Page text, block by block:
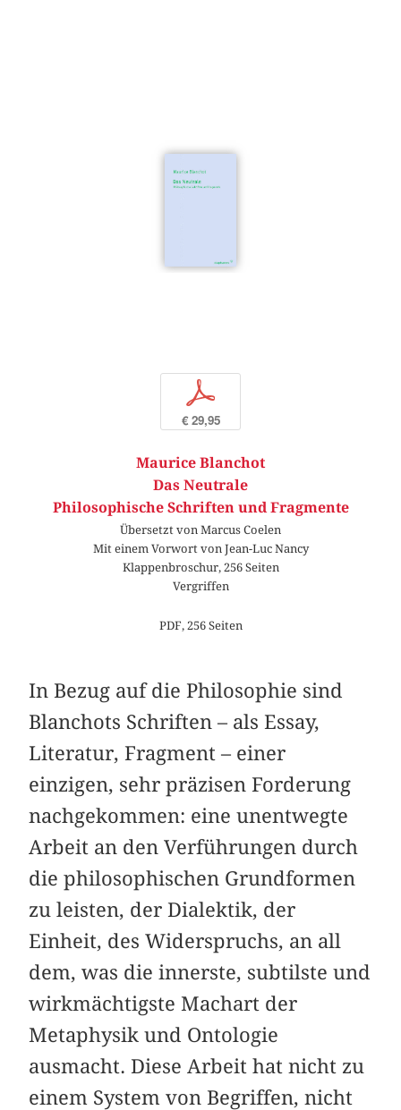
p
€ 29,95
Maurice Blanchot
Das Neutrale
Philosophische Schriften und Fragmente
Übersetzt von Marcus Coelen
Mit einem Vorwort von Jean-Luc Nancy
Klappenbroschur, 256 Seiten
Vergriffen
PDF, 256 Seiten
In Bezug auf die Philosophie sind
Blanchots Schriften – als Essay,
Literatur, Fragment – einer
einzigen, sehr präzisen Forderung
nachgekommen: eine unentwegte
Arbeit an den Verführungen durch
die philosophischen Grundformen
zu leisten, der Dialektik, der
Einheit, des Widerspruchs, an all
dem, was die innerste, subtilste und
wirkmächtigste Machart der
Metaphysik und Ontologie
ausmacht. Diese Arbeit hat nicht zu
einem System von Begriffen, nicht